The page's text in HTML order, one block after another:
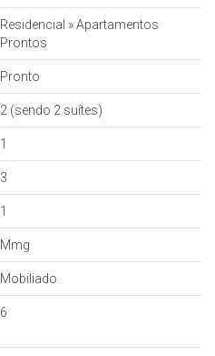
Residencial »Apartamentos
Prontos
Pronto
2 (sendo 2 suítes)
1
3
1
Mmg
Mobiliado
6